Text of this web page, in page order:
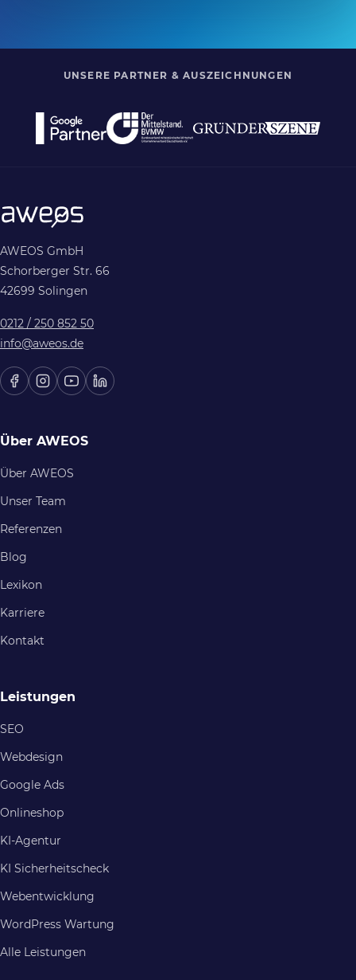
UNSERE PARTNER & AUSZEICHNUNGEN
AWEOS GmbH
Schorberger Str. 66
42699 Solingen
0212 / 250 852 50
info@aweos.de
Über AWEOS
Über AWEOS
Unser Team
Referenzen
Blog
Lexikon
Karriere
Kontakt
Leistungen
SEO
Webdesign
Google Ads
Onlineshop
KI-Agentur
KI Sicherheitscheck
Webentwicklung
WordPress Wartung
Alle Leistungen